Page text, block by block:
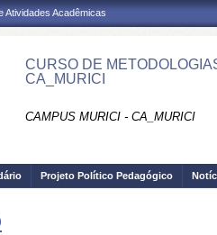
Atividades Acadêmicas
CURSO DE
CA_MURICI
CAMPUS MURICI - CA_MURICI
Projeto Político Pedagógico